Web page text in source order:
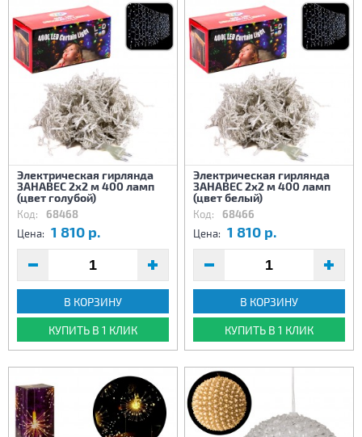
Электрическая гирлянда
ЗАНАВЕС 2х2 м 400 ламп
(цвет голубой)
Код: 68468
Цена: 1 810 р.
В КОРЗИНУ
КУПИТЬ В 1 КЛИК
Электрическая гирлянда
ЗАНАВЕС 2х2 м 400 ламп
(цвет белый)
Код: 68466
Цена: 1 810 р.
В КОРЗИНУ
КУПИТЬ В 1 КЛИК